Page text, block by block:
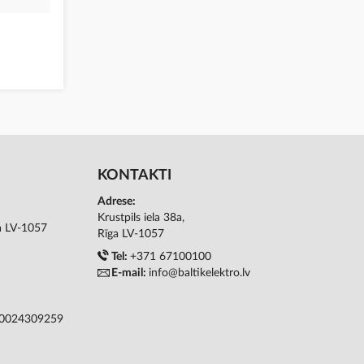
LV-1057
KONTAKTI
Adrese:
Krustpils iela 38a,
Rīga LV-1057
Tel: +371 67100100
E-mail: info@baltikelektro.lv